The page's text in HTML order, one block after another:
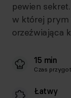
pewien
w której prym
orzeźwiająca
15 min
Czas
Łatwy